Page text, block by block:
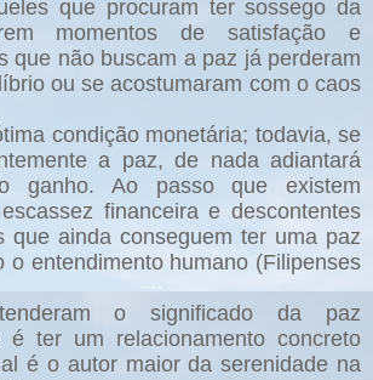
que procuram ter sossego da
momentos de satisfação e
que não buscam a paz já perderam
ou se acostumaram com o caos
condição monetária; todavia, se
a paz, de nada adiantará
ganho. Ao passo que existem
financeira e descontentes
que ainda conseguem ter uma paz
o entendimento humano (Filipenses
o significado da paz
é ter um relacionamento concreto
é o autor maior da serenidade na